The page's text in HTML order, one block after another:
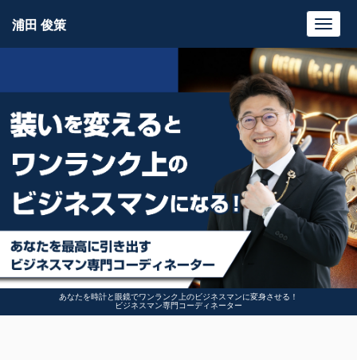
あなたを時計と眼鏡でワンランク上のビジネスマンに変身させる！
ビジネスマン専門コーディネーター
浦田 俊策